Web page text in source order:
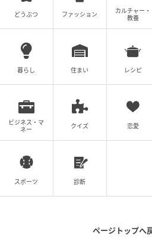
クリエイター情報
の情報サービスサイト
子育て・くらし・レ
ィの情報がセレクトで
キング、すぐに役立つ
どうぶつ ファッション
カルチャー・
教養
暮らし 住まい レシピ
ビジネス・マ
ネー
クイズ 恋愛
スポーツ 診断
ページトップへ